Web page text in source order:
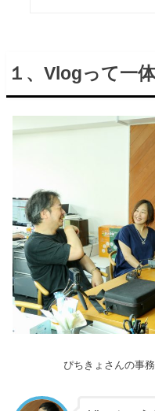
１、Vlogって一
ぴちきょさんの事